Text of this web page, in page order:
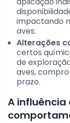
impactando
aves.
Alterações
certos
de
aves,
prazo.
A influência